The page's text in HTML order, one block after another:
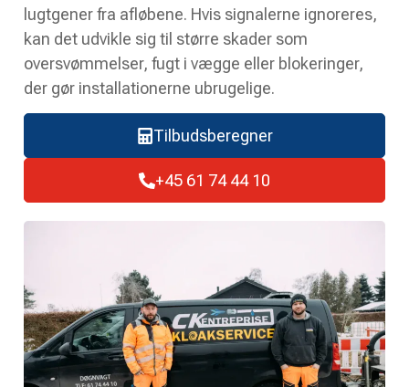
lugtgener fra afløbene. Hvis signalerne ignoreres,
kan det udvikle sig til større skader som
oversvømmelser, fugt i vægge eller blokeringer,
der gør installationerne ubrugelige.
Tilbudsberegner
+45 61 74 44 10